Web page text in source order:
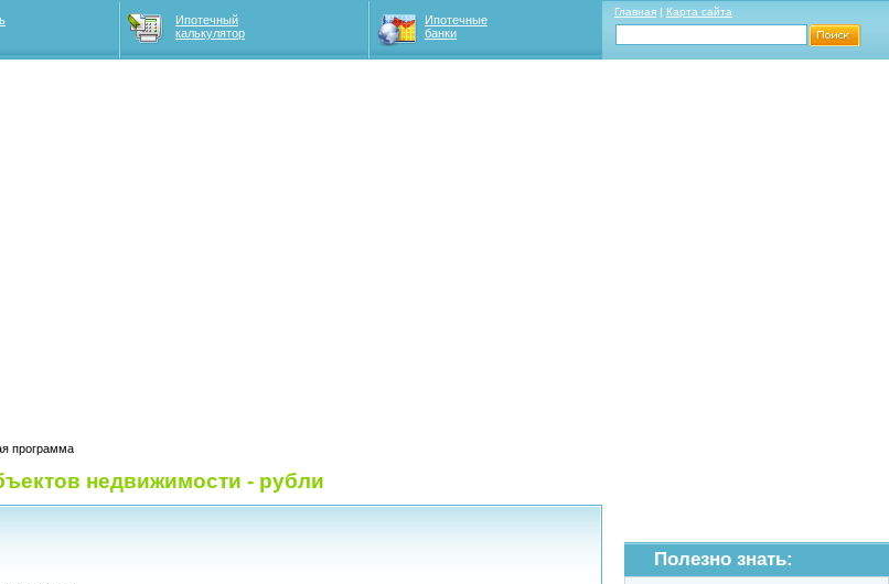
Ипотечный
калькулятор
Ипотечные
банки
Главная | Карта сайта
программа
недвижимости - рубли
Полезно знать: